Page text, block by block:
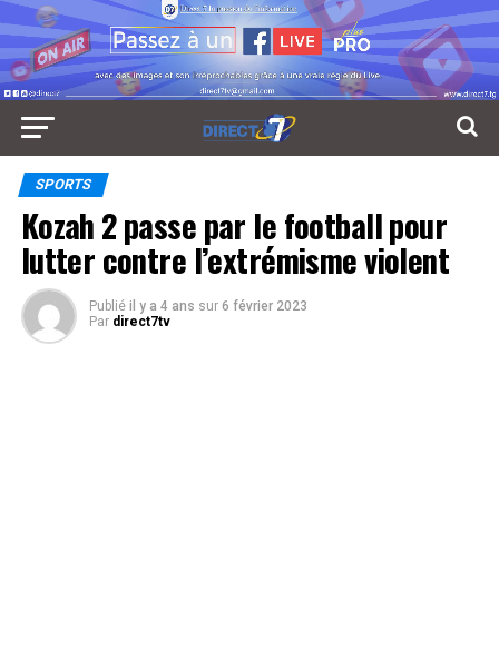
SPORTS
Kozah 2 passe par le football pour
lutter contre l’extrémisme violent
Publié il y a 4 ans sur 6 février 2023
Par direct7tv